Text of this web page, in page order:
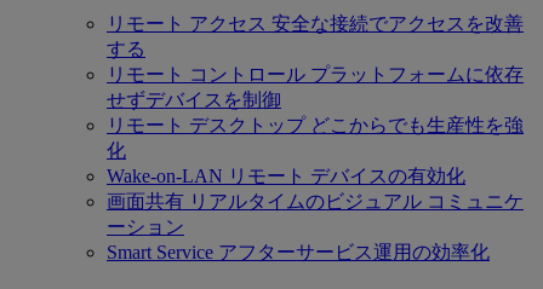
リモート アクセス 安全な接続でアクセスを改善
する
リモート コントロール プラットフォームに依存
せずデバイスを制御
リモート デスクトップ どこからでも生産性を強
化
Wake-on-LAN リモート デバイスの有効化
画面共有 リアルタイムのビジュアル コミュニケ
ーション
Smart Service アフターサービス運用の効率化